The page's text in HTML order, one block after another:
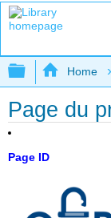
Expand/
Home
Page du
Page ID